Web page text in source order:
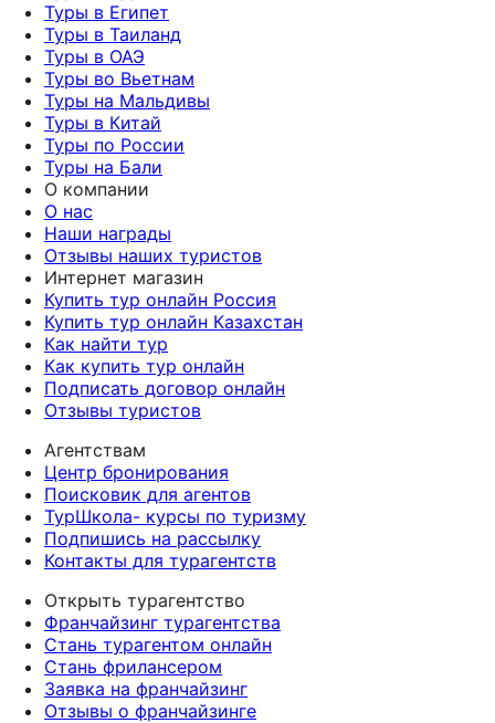
Туры в Египет
Туры в Таиланд
Туры в ОАЭ
Туры во Вьетнам
Туры на Мальдивы
Туры в Китай
Туры по России
Туры на Бали
О компании
О нас
Наши награды
Отзывы наших туристов
Интернет магазин
Купить тур онлайн Россия
Купить тур онлайн Казахстан
Как найти тур
Как купить тур онлайн
Подписать договор онлайн
Отзывы туристов
Агентствам
Центр бронирования
Поисковик для агентов
ТурШкола- курсы по туризму
Подпишись на рассылку
Контакты для турагентств
Открыть турагентство
Франчайзинг турагентства
Стань турагентом онлайн
Стань фрилансером
Заявка на франчайзинг
Отзывы о франчайзинге